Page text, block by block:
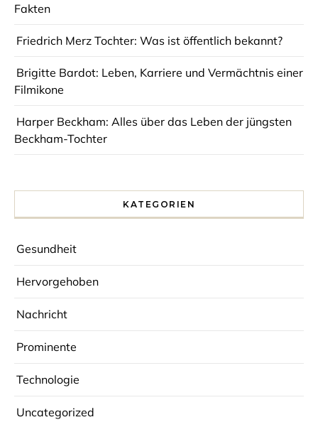
Fakten
Friedrich Merz Tochter: Was ist öffentlich bekannt?
Brigitte Bardot: Leben, Karriere und Vermächtnis einer
Filmikone
Harper Beckham: Alles über das Leben der jüngsten
Beckham-Tochter
KATEGORIEN
Gesundheit
Hervorgehoben
Nachricht
Prominente
Technologie
Uncategorized